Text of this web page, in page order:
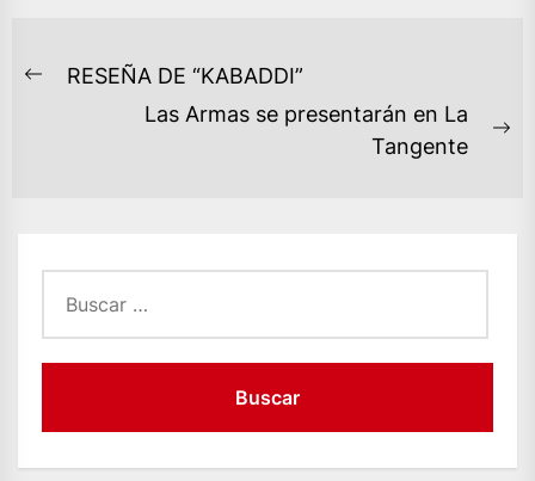
NAVEGACIÓN
Previous
RESEÑA DE “KABADDI”
Las Armas se presentarán en La
Tangente